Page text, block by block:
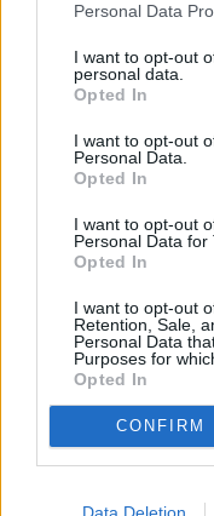
Personal Data
I want to opt-out
personal data.
Opted In
I want to opt-out
Personal Data.
Opted In
I want to opt-out
Personal Data for
Opted In
I want to opt-out
Retention, Sale,
Personal Data
Purposes for
Opted In
CONFIRM
Data Deletion
podía conceder hasta